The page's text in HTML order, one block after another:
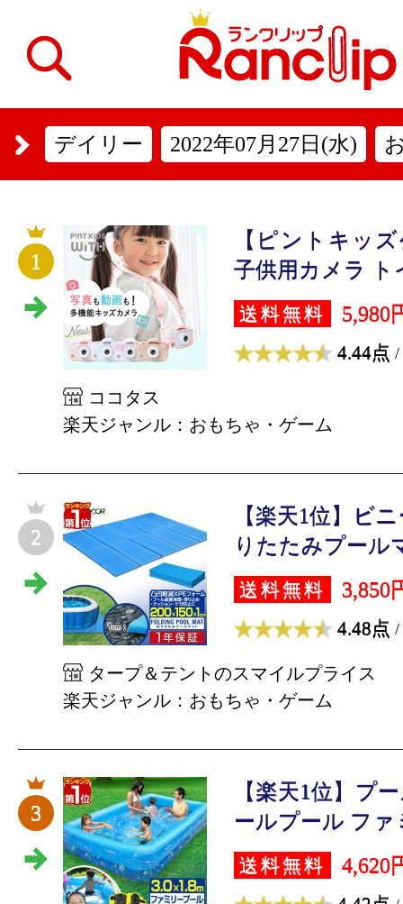
デイリー 2022年07月27日(水)
1
【ピントキッ
子供用カメラ ト
送料無料 5,980
4.44点 /
ココタス
楽天ジャンル：おもちゃ・ゲーム
2
【楽天1位】ビ
りたたみプール
送料無料 3,850
4.48点 /
タープ＆テントのスマイルプライス
楽天ジャンル：おもちゃ・ゲーム
3
【楽天1位】プ
ールプール ファ
送料無料 4,620